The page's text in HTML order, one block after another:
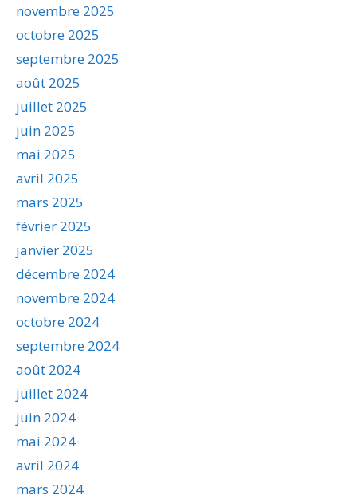
novembre 2025
octobre 2025
septembre 2025
août 2025
juillet 2025
juin 2025
mai 2025
avril 2025
mars 2025
février 2025
janvier 2025
décembre 2024
novembre 2024
octobre 2024
septembre 2024
août 2024
juillet 2024
juin 2024
mai 2024
avril 2024
mars 2024